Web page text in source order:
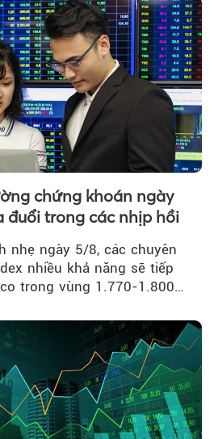
chứng khoán ngày
đuổi trong các nhịp hồi
nhẹ ngày 5/8, các chuyên
nhiều khả năng sẽ tiếp
trong vùng 1.770-1.800